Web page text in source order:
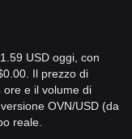
USD oggi, con
Il prezzo di
ore e il volume di
OVN/USD (da
reale.